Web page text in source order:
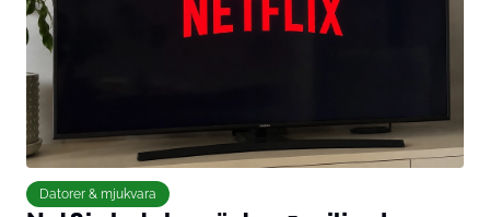
Datorer & mjukvara